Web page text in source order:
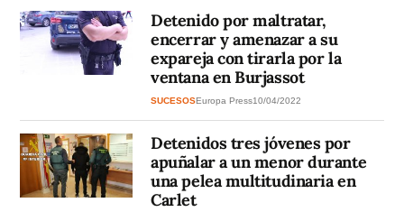
Detenido por maltratar,
encerrar y amenazar a su
expareja con tirarla por la
ventana en Burjassot
SUCESOSEuropa Press10/04/2022
Detenidos tres jóvenes por
apuñalar a un menor durante
una pelea multitudinaria en
Carlet